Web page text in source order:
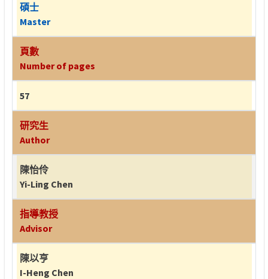
碩士
Master
頁數
Number of pages
57
研究生
Author
陳怡伶
Yi-Ling Chen
指導教授
Advisor
陳以亨
I-Heng Chen